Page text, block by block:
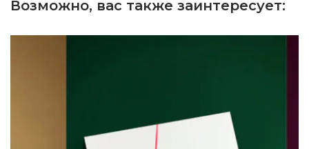
Возможно, вас также заинтересует: